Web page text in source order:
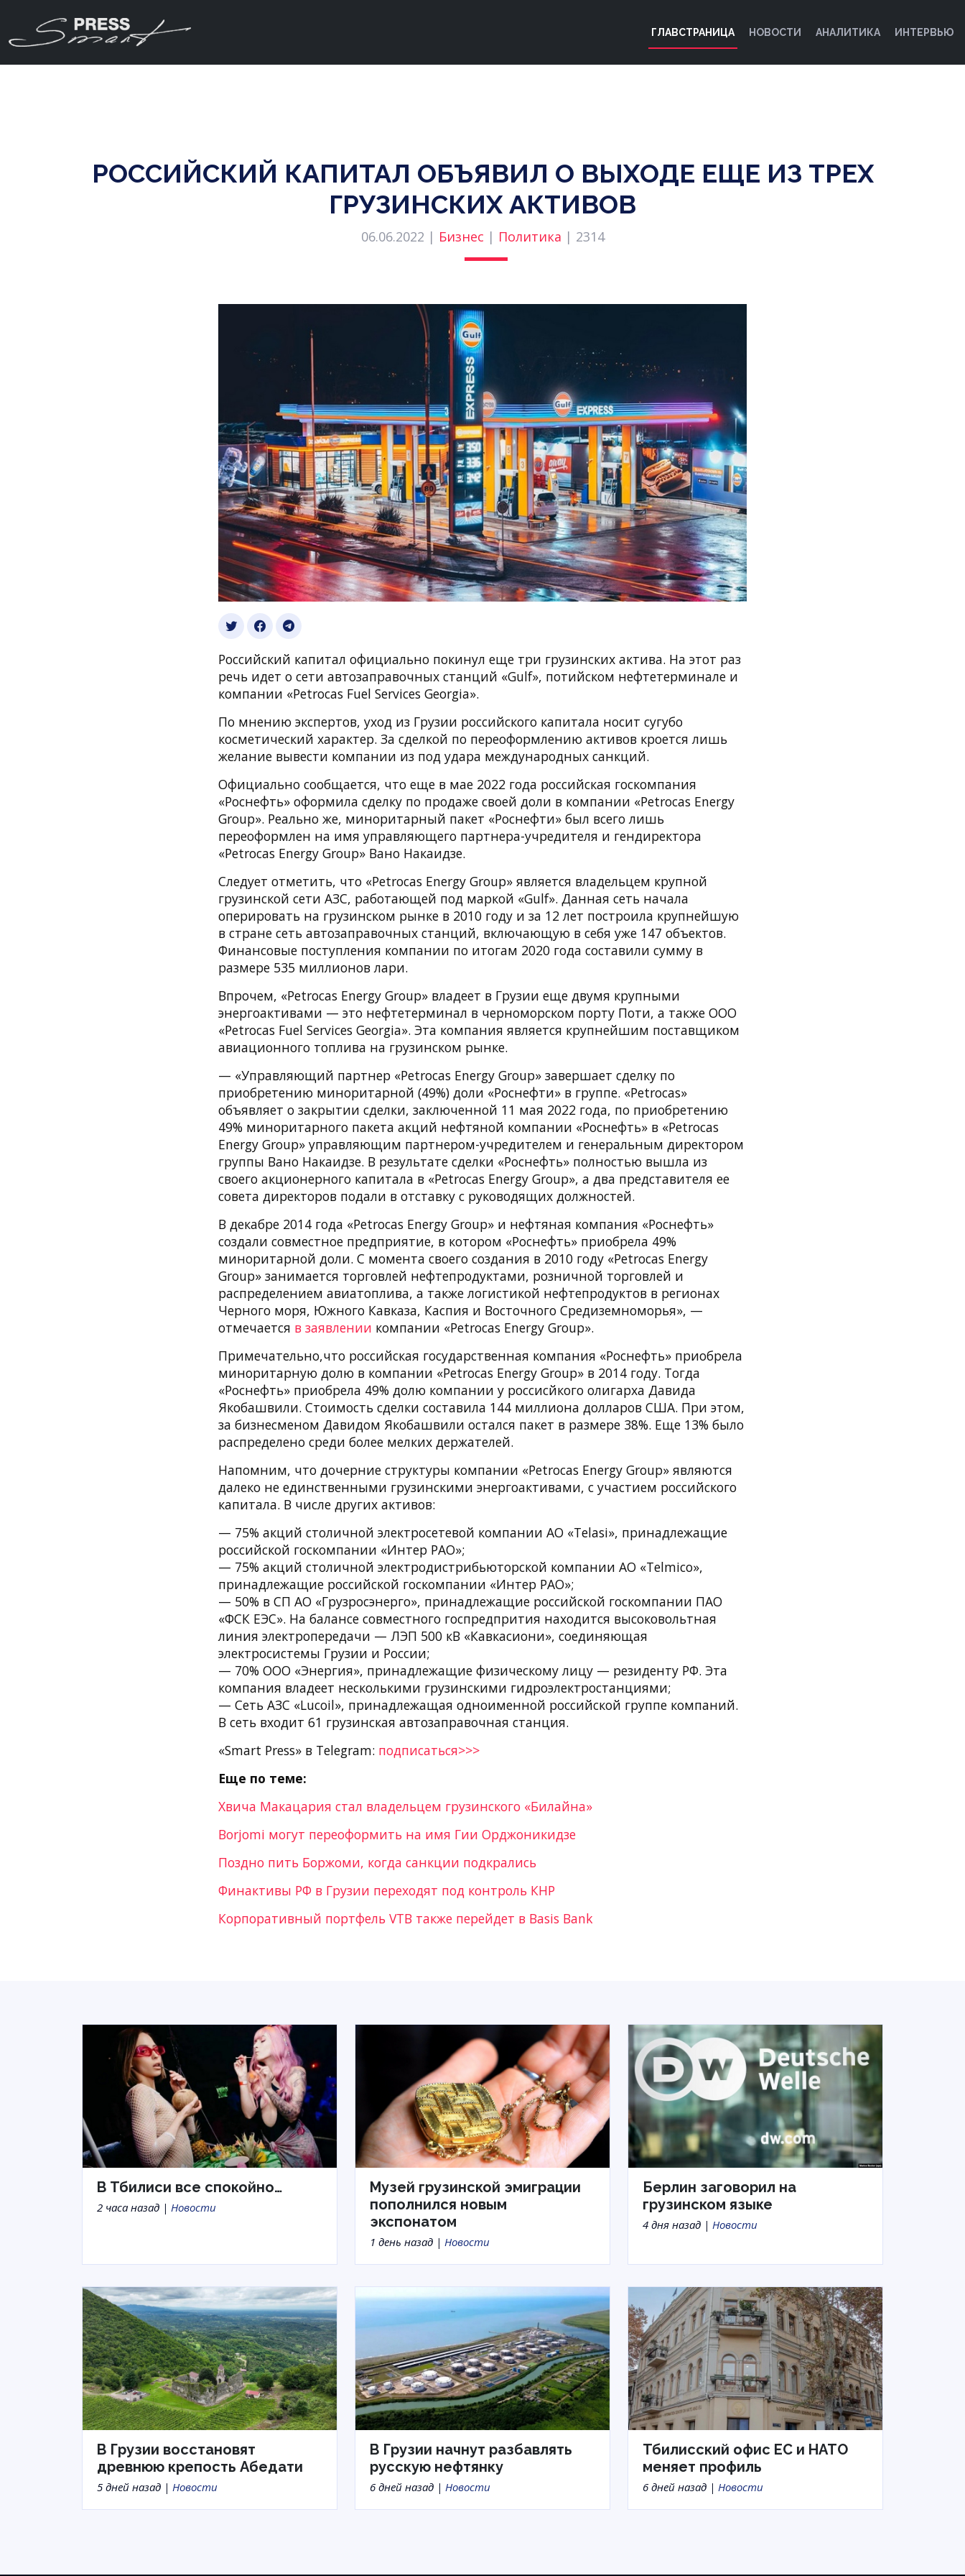
ГЛАВСТРАНИЦА НОВОСТИ АНАЛИТИКА ИНТЕРВЬЮ
РОССИЙСКИЙ КАПИТАЛ ОБЪЯВИЛ О ВЫХОДЕ ЕЩЕ ИЗ ТРЕХ
ГРУЗИНСКИХ АКТИВОВ
06.06.2022 | Бизнес | Политика | 2314
Российский капитал официально покинул еще три грузинских актива. На этот раз
речь идет о сети автозаправочных станций «Gulf», потийском нефтетерминале и
компании «Petrocas Fuel Services Georgia».
По мнению экспертов, уход из Грузии российского капитала носит сугубо
косметический характер. За сделкой по переоформлению активов кроется лишь
желание вывести компании из под удара международных санкций.
Официально сообщается, что еще в мае 2022 года российская госкомпания
«Роснефть» оформила сделку по продаже своей доли в компании «Petrocas Energy
Group». Реально же, миноритарный пакет «Роснефти» был всего лишь
переоформлен на имя управляющего партнера-учредителя и гендиректора
«Petrocas Energy Group» Вано Накаидзе.
Следует отметить, что «Petrocas Energy Group» является владельцем крупной
грузинской сети АЗС, работающей под маркой «Gulf». Данная сеть начала
оперировать на грузинском рынке в 2010 году и за 12 лет построила крупнейшую
в стране сеть автозаправочных станций, включающую в себя уже 147 объектов.
Финансовые поступления компании по итогам 2020 года составили сумму в
размере 535 миллионов лари.
Впрочем, «Petrocas Energy Group» владеет в Грузии еще двумя крупными
энергоактивами — это нефтетерминал в черноморском порту Поти, а также ООО
«Petrocas Fuel Services Georgia». Эта компания является крупнейшим поставщиком
авиационного топлива на грузинском рынке.
— «Управляющий партнер «Petrocas Energy Group» завершает сделку по
приобретению миноритарной (49%) доли «Роснефти» в группе. «Petrocas»
объявляет о закрытии сделки, заключенной 11 мая 2022 года, по приобретению
49% миноритарного пакета акций нефтяной компании «Роснефть» в «Petrocas
Energy Group» управляющим партнером-учредителем и генеральным директором
группы Вано Накаидзе. В результате сделки «Роснефть» полностью вышла из
своего акционерного капитала в «Petrocas Energy Group», а два представителя ее
совета директоров подали в отставку с руководящих должностей.
В декабре 2014 года «Petrocas Energy Group» и нефтяная компания «Роснефть»
создали совместное предприятие, в котором «Роснефть» приобрела 49%
миноритарной доли. С момента своего создания в 2010 году «Petrocas Energy
Group» занимается торговлей нефтепродуктами, розничной торговлей и
распределением авиатоплива, а также логистикой нефтепродуктов в регионах
Черного моря, Южного Кавказа, Каспия и Восточного Средиземноморья», —
отмечается в заявлении компании «Petrocas Energy Group».
Примечательно,что российская государственная компания «Роснефть» приобрела
миноритарную долю в компании «Petrocas Energy Group» в 2014 году. Тогда
«Роснефть» приобрела 49% долю компании у россисйкого олигарха Давида
Якобашвили. Стоимость сделки составила 144 миллиона долларов США. При этом,
за бизнесменом Давидом Якобашвили остался пакет в размере 38%. Еще 13% было
распределено среди более мелких держателей.
Напомним, что дочерние структуры компании «Petrocas Energy Group» являются
далеко не единственными грузинскими энергоактивами, с участием российского
капитала. В числе других активов:
— 75% акций столичной электросетевой компании АО «Telasi», принадлежащие
российской госкомпании «Интер РАО»;
— 75% акций столичной электродистрибьюторской компании АО «Telmico»,
принадлежащие российской госкомпании «Интер РАО»;
— 50% в СП АО «Грузросэнерго», принадлежащие российской госкомпании ПАО
«ФСК ЕЭС». На балансе совместного госпредпрития находится высоковольтная
линия электропередачи — ЛЭП 500 кВ «Кавкасиони», соединяющая
электросистемы Грузии и России;
— 70% ООО «Энергия», принадлежащие физическому лицу — резиденту РФ. Эта
компания владеет несколькими грузинскими гидроэлектростанциями;
— Сеть АЗС «Lucoil», принадлежащая одноименной российской группе компаний.
В сеть входит 61 грузинская автозаправочная станция.
«Smart Press» в Telegram: подписаться>>>
Еще по теме:
Хвича Макацария стал владельцем грузинского «Билайна»
Borjomi могут переоформить на имя Гии Орджоникидзе
Поздно пить Боржоми, когда санкции подкрались
Финактивы РФ в Грузии переходят под контроль КНР
Корпоративный портфель VTB также перейдет в Basis Bank
В Тбилиси все спокойно…
2 часа назад | Новости
Музей грузинской эмиграции
пополнился новым
экспонатом
1 день назад | Новости
Берлин заговорил на
грузинском языке
4 дня назад | Новости
В Грузии восстановят
древнюю крепость Абедати
5 дней назад | Новости
В Грузии начнут разбавлять
русскую нефтянку
6 дней назад | Новости
Тбилисский офис ЕС и НАТО
меняет профиль
6 дней назад | Новости